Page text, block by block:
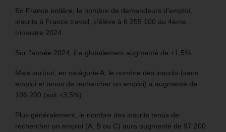
En France entière, le nombre de demandeurs d’emploi,
inscrits à France travail, s’élève à 6 255 100 au 4ème
trimestre 2024.
Sur l’année 2024, il a globalement augmenté de +1,5%.
Mais surtout, en catégorie A, le nombre des inscrits (sans
emploi et tenus de rechercher un emploi) a augmenté de
106 200 (soit +3,5%).
Plus généralement, le nombre des inscrits tenus de
rechercher un emploi (A, B ou C) aura augmenté de 97 200